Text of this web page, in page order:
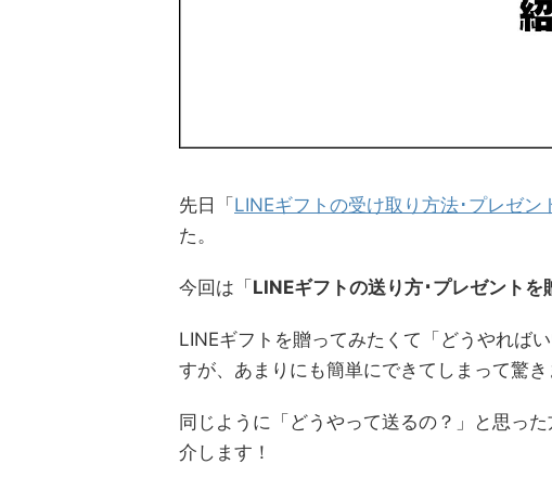
先日「LINEギフトの受け取り方法･プレゼ
た。
今回は「LINEギフトの送り方･プレゼントを
LINEギフトを贈ってみたくて「どうやれば
すが、あまりにも簡単にできてしまって驚き
同じように「どうやって送るの？」と思っ
介します！